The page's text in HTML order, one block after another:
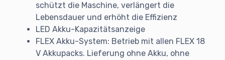
schützt die Maschine, verlängert die
Lebensdauer und erhöht die Effizienz
LED Akku-Kapazitätsanzeige
FLEX Akku-System: Betrieb mit allen FLEX 18
V Akkupacks. Lieferung ohne Akku, ohne